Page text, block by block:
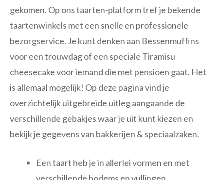
gekomen. Op ons taarten-platform tref je bekende
taartenwinkels met een snelle en professionele
bezorgservice. Je kunt denken aan Bessenmuffins
voor een trouwdag of een speciale Tiramisu
cheesecake voor iemand die met pensioen gaat. Het
is allemaal mogelijk! Op deze pagina vind je
overzichtelijk uitgebreide uitleg aangaande de
verschillende gebakjes waar je uit kunt kiezen en
bekijk je gegevens van bakkerijen & speciaalzaken.
Een taart heb je in allerlei vormen en met